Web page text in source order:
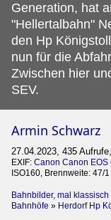
Generation, hat
"Hellertalbahn"
den Hp
nun für die
Zwischen hier
SEV.
Armin Schwarz
27.04.2023, 435
EXIF: Canon Canon EOS
ISO160, Brennweite: 47/1
Bahnbilder, mal
Bahnhöfe » Herdorf Hp